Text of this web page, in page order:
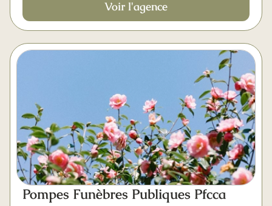
Voir l'agence
Pompes Funèbres Publiques Pfcca